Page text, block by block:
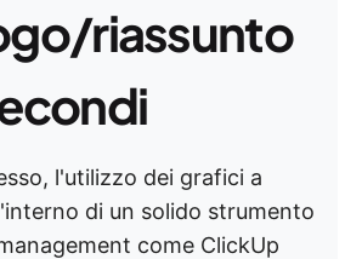
riassunto
l'utilizzo dei grafici a
di un solido strumento
come ClickUp